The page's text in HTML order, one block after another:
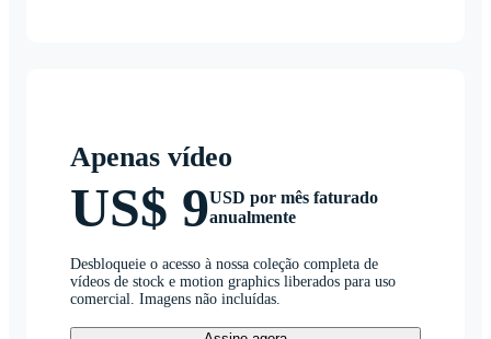
Apenas vídeo
US$ 9USD por mês faturado
anualmente
Desbloqueie o acesso à nossa coleção completa de
vídeos de stock e motion graphics liberados para uso
comercial. Imagens não incluídas.